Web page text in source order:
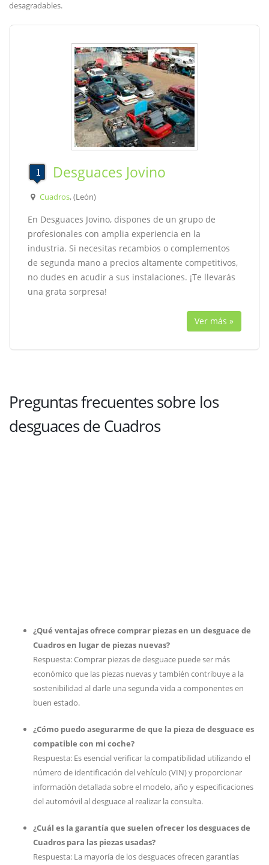
desagradables.
Desguaces Jovino
Cuadros, (León)
En Desguaces Jovino, dispones de un grupo de
profesionales con amplia experiencia en la
industria. Si necesitas recambios o complementos
de segunda mano a precios altamente competitivos,
no dudes en acudir a sus instalaciones. ¡Te llevarás
una grata sorpresa!
Ver más »
Preguntas frecuentes sobre los
desguaces de Cuadros
¿Qué ventajas ofrece comprar piezas en un desguace de
Cuadros en lugar de piezas nuevas?
Respuesta: Comprar piezas de desguace puede ser más
económico que las piezas nuevas y también contribuye a la
sostenibilidad al darle una segunda vida a componentes en
buen estado.
¿Cómo puedo asegurarme de que la pieza de desguace es
compatible con mi coche?
Respuesta: Es esencial verificar la compatibilidad utilizando el
número de identificación del vehículo (VIN) y proporcionar
información detallada sobre el modelo, año y especificaciones
del automóvil al desguace al realizar la consulta.
¿Cuál es la garantía que suelen ofrecer los desguaces de
Cuadros para las piezas usadas?
Respuesta: La mayoría de los desguaces ofrecen garantías